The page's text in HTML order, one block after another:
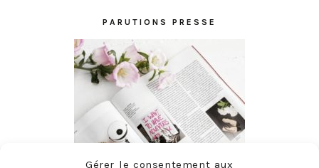
Gérer le consentement aux
PARUTIONS PRESSE